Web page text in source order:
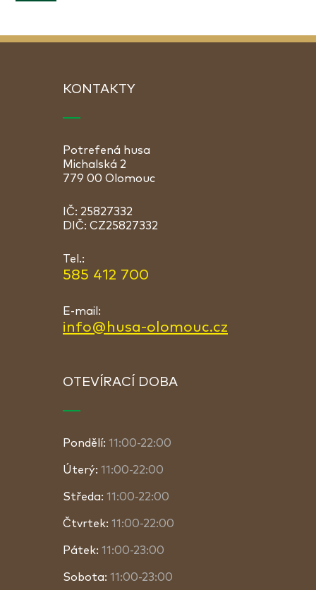
KONTAKTY
Potrefená husa
Michalská 2
779 00 Olomouc
IČ: 25827332
DIČ: CZ25827332
Tel.:
585 412 700
E-mail:
info@husa-olomouc.cz
OTEVÍRACÍ DOBA
Pondělí: 11:00-22:00
Úterý: 11:00-22:00
Středa: 11:00-22:00
Čtvrtek: 11:00-22:00
Pátek: 11:00-23:00
Sobota: 11:00-23:00